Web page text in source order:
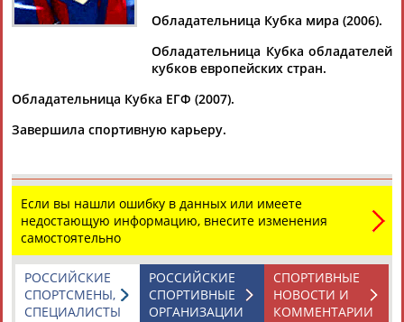
Тамилла
АБАСОВА
Рамазан
АБАЧАРАЕВ
Ростом
АБАШИДЗЕ
АББАТЕ-
БУЛАТОВА
АББЯСОВА
АБДИКАРИМОВААБДРАХМАНОВ
Обладательница Кубка мира (2006).
Обладательница Кубка обладателей
кубков европейских стран.
Обладательница Кубка ЕГФ (2007).
Завершила спортивную карьеру.
Если вы нашли ошибку в данных или имеете
недостающую информацию, внесите изменения
самостоятельно
СПОРТИВНЫЕ
НОВОСТИ И
КОММЕНТАРИИ
РОССИЙСКИЕ
СПОРТИВНЫЕ
ОРГАНИЗАЦИИ
РОССИЙСКИЕ
СПОРТСМЕНЫ,
СПЕЦИАЛИСТЫ